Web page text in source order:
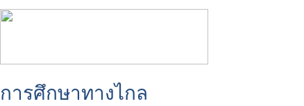
การศึกษาทางไกล